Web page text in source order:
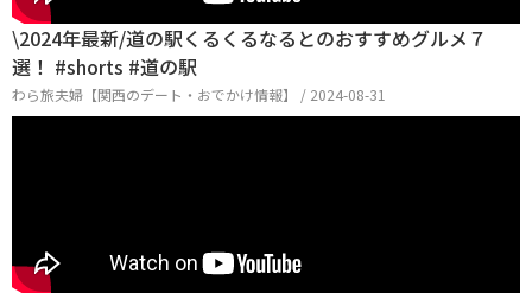
\2024年最新/道の駅くるくるなるとのおすすめグルメ７
選！ #shorts #道の駅
わら旅夫婦【関西のデート・おでかけ情報】 / 2024-08-31